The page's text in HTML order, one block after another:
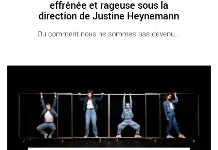
effrénée et rageuse sous la
direction de Justine Heynemann
Ou comment nous ne sommes pas devenues [...]
Avignon / 2024 Avignon Avignon Off. La Chapelle des Italiens